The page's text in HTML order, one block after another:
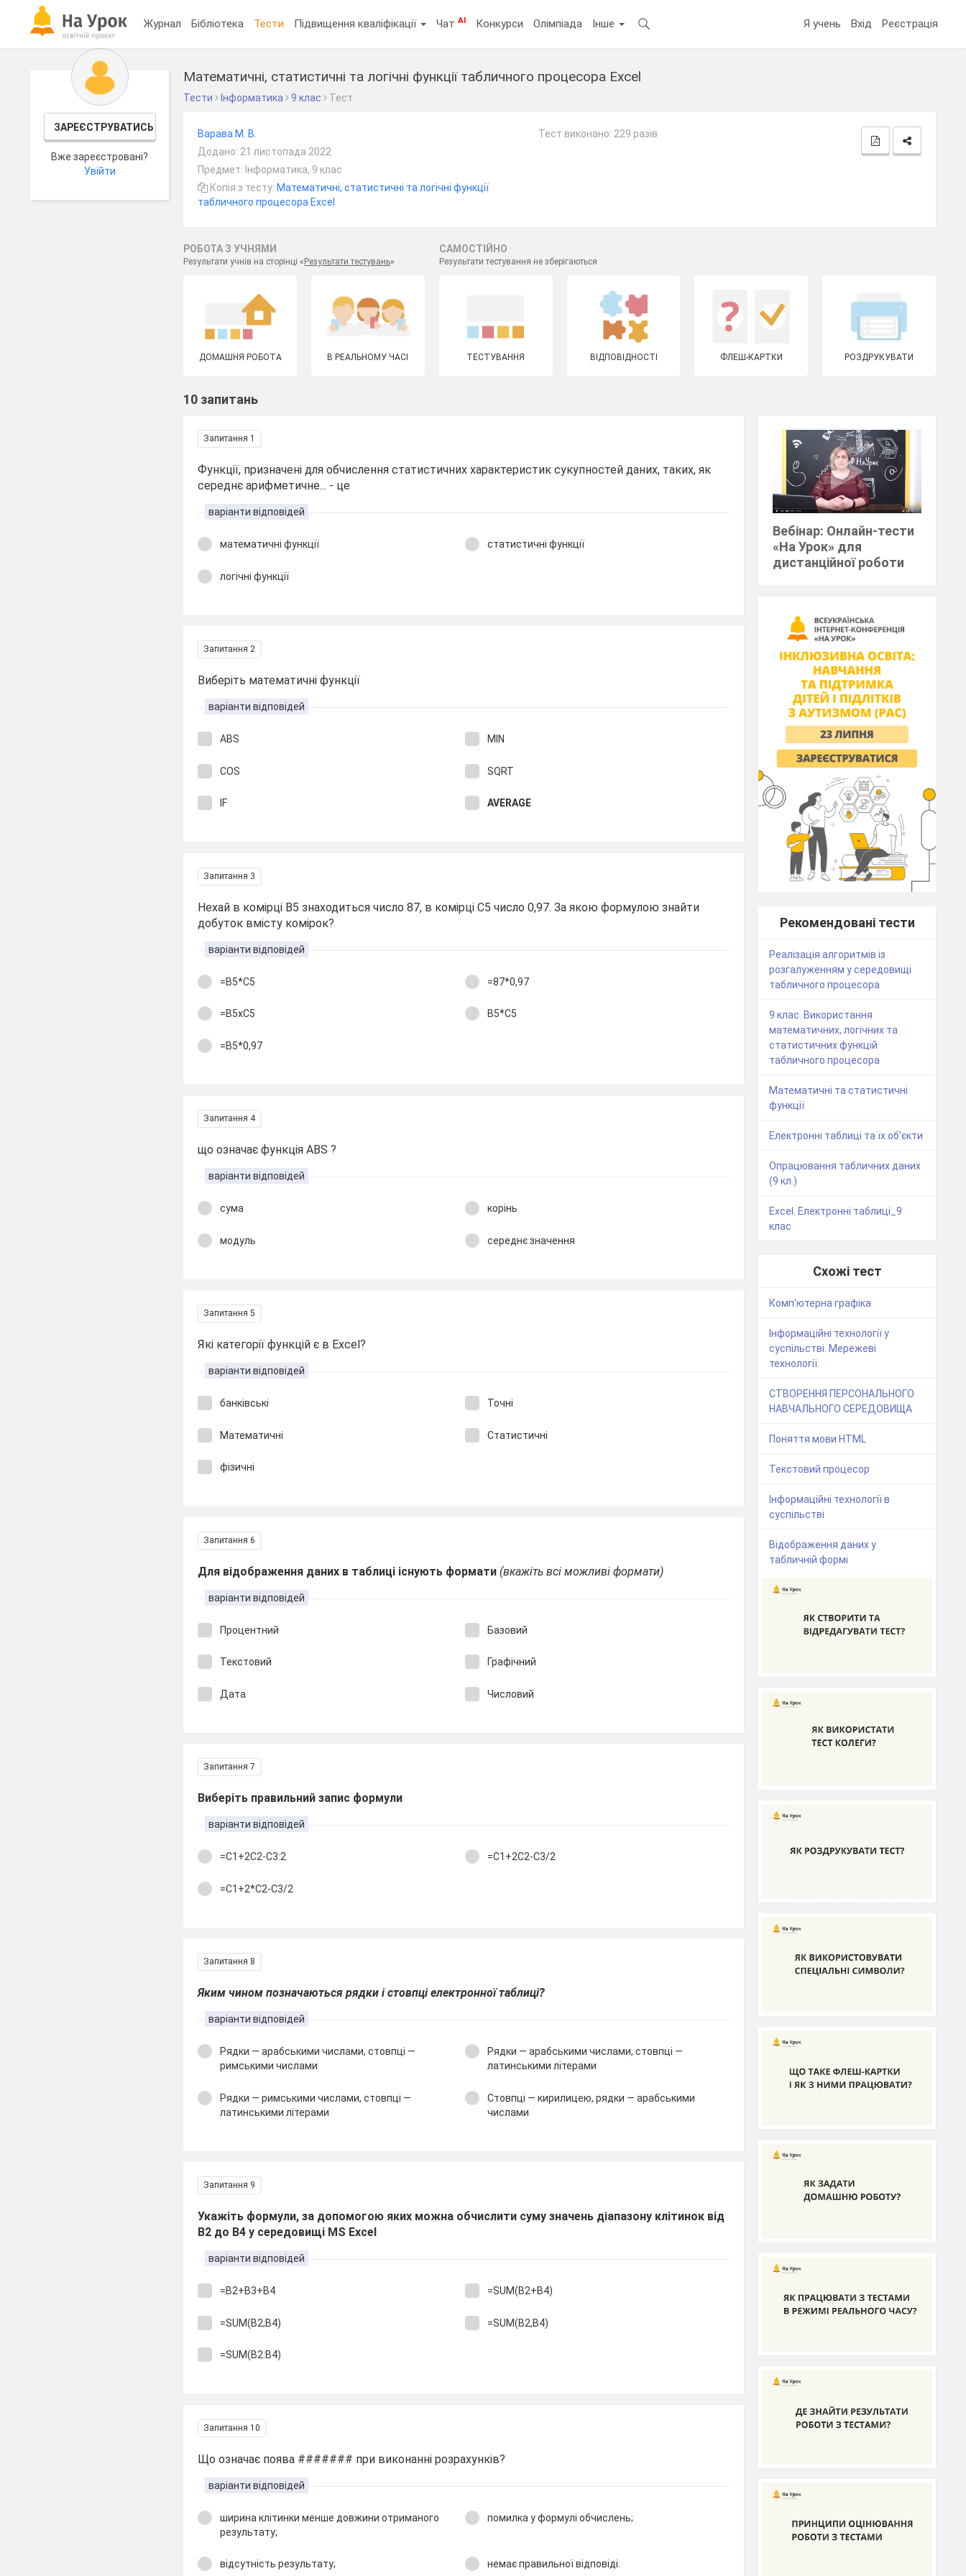
Журнал Бібліотека Тести Підвищення кваліфікації ЧатAI Конкурси Олімпіада Інше Я учень Вхід Реєстрація
ЗАРЕЄСТРУВАТИСЬ
Вже зареєстровані?
Увійти
Математичні, статистичні та логічні функції табличного процесора Excel
Тести Інформатика 9 клас Тест
Варава М. В.
Додано: 21 листопада 2022
Предмет: Інформатика, 9 клас
Копія з тесту: Математичні, статистичні та логічні функції
табличного процесора Excel
Тест виконано: 229 разів
РОБОТА З УЧНЯМИ
Результати учнів на сторінці « Результати тестувань»
САМОСТІЙНО
Результати тестування не зберігаються
ДОМАШНЯ РОБОТА В РЕАЛЬНОМУ ЧАСІ ТЕСТУВАННЯ ВІДПОВІДНОСТІ ФЛЕШ-КАРТКИ РОЗДРУКУВАТИ
10 запитань
Запитання 1
Функції, призначені для обчислення статистичних характеристик сукупностей даних, таких, як
середнє арифметичне... - це
варіанти відповідей
математичні функції статистичні функції
логічні функції
Запитання 2
Виберіть математичні функції
варіанти відповідей
ABS MIN
COS SQRT
IF AVERAGE
Запитання 3
Нехай в комірці В5 знаходиться число 87, в комірці С5 число 0,97. За якою формулою знайти
добуток вмісту комірок?
варіанти відповідей
=В5*С5 =87*0,97
=В5хС5 В5*С5
=В5*0,97
Запитання 4
що означає функція ABS ?
варіанти відповідей
сума корінь
модуль середнє значення
Запитання 5
Які категорії функцій є в Excel?
варіанти відповідей
банківські Точні
Математичні Статистичні
фізичні
Запитання 6
Для відображення даних в таблиці існують формати (вкажіть всі можливі формати)
варіанти відповідей
Процентний Базовий
Текстовий Графічний
Дата Числовий
Запитання 7
Виберіть правильний запис формули
варіанти відповідей
=С1+2С2-С3:2 =С1+2С2-С3/2
=С1+2*С2-С3/2
Запитання 8
Яким чином позначаються рядки і стовпці електронної таблиці?
варіанти відповідей
Рядки — арабськими числами, стовпці —
римськими числами
Рядки — арабськими числами, стовпці —
латинськими літерами
Рядки — римськими числами, стовпці —
латинськими літерами
Стовпці — кирилицею, рядки — арабськими
числами
Запитання 9
Укажіть формули, за допомогою яких можна обчислити суму значень діапазону клітинок від
В2 до В4 у середовищі MS Excel
варіанти відповідей
=B2+B3+B4 =SUM(B2+B4)
=SUM(B2;B4) =SUM(B2,B4)
=SUM(B2:B4)
Запитання 10
Що означає поява ####### при виконанні розрахунків?
варіанти відповідей
ширина клітинки менше довжини отриманого
результату;
помилка у формулі обчислень;
відсутність результату; немає правильної відповіді.
Вебінар: Онлайн-тести
«На Урок» для
дистанційної роботи
Рекомендовані тести
Реалізація алгоритмів із
розгалуженням у середовищі
табличного процесора
9 клас. Використання
математичних, логічних та
статистичних функцій
табличного процесора
Математичні та статистичні
функції
Електронні таблиці та їх об'єкти
Опрацювання табличних даних
(9 кл.)
Excel. Електронні таблиці_9
клас
Схожі тест
Комп'ютерна графіка
Інформаційні технології у
суспільстві. Мережеві
технології.
СТВОРЕННЯ ПЕРСОНАЛЬНОГО
НАВЧАЛЬНОГО СЕРЕДОВИЩА
Поняття мови HTML
Текстовий процесор
Інформаційні технології в
суспільстві
Відображення даних у
табличній формі